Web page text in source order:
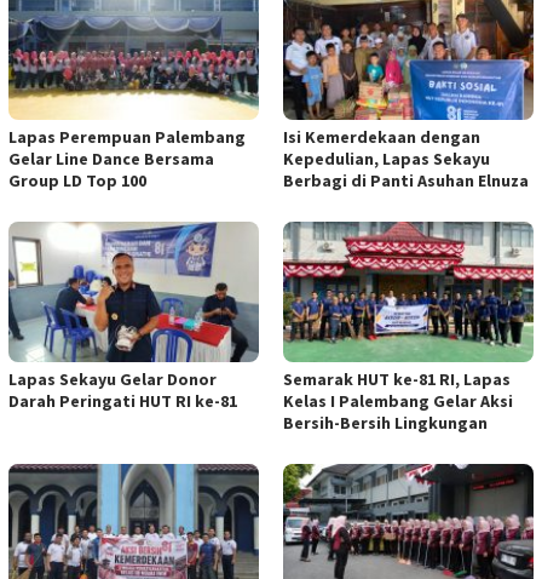
Lapas Perempuan Palembang
Gelar Line Dance Bersama
Group LD Top 100
Isi Kemerdekaan dengan
Kepedulian, Lapas Sekayu
Berbagi di Panti Asuhan Elnuza
Lapas Sekayu Gelar Donor
Darah Peringati HUT RI ke-81
Semarak HUT ke-81 RI, Lapas
Kelas I Palembang Gelar Aksi
Bersih-Bersih Lingkungan